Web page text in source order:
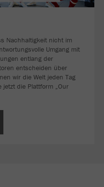
Nachhaltigkeit nicht im
Umgang mit
entlang der
entscheiden über
wir die Welt jeden Tag
die Plattform „Our